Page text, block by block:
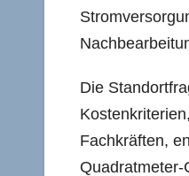
Die
Fachkräften,